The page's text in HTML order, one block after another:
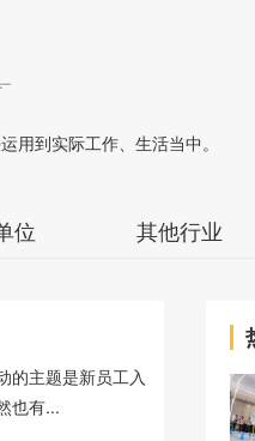
用到实际工作、生活当中。
位 其他行业
的主题是新员工入
也有...